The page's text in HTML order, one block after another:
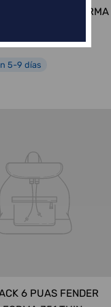
SURTIDAS FORMA
5-9 días
6 PUAS FENDER